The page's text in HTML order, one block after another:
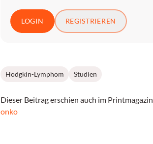
LOGIN REGISTRIEREN
Hodgkin-Lymphom Studien
Dieser Beitrag erschien auch im Printmagazin
onko